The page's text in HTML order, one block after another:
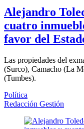
Alejandro
cuatro
favor del
Las propiedades del
(Surco), Camacho (La
(Tumbes).
Política
Redacción Gestión